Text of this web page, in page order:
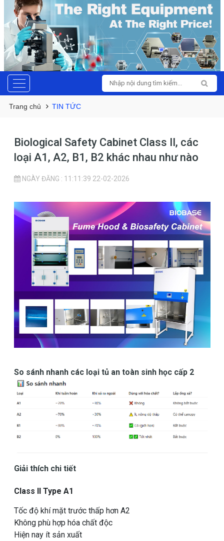
Trang chủ TIN TỨC
Biological Safety Cabinet Class II, các
loại A1, A2, B1, B2 khác nhau như nào
NGÀY ĐĂNG : 11:11:39 22-02-2026
So sánh nhanh các loại tủ an toàn sinh học cấp 2
Giải thích chi tiết
Class II Type A1
Tốc độ khí mặt trước thấp hơn A2
Không phù hợp hóa chất độc
Hiện nay ít sản xuất